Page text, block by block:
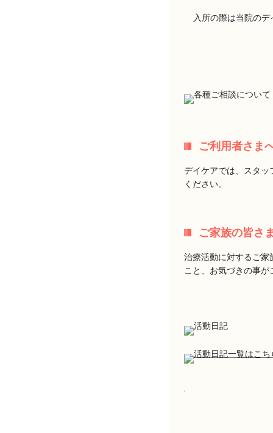
入所の際は当院の
ご利用者さま
デイケアでは、スタッ
ください。
ご家族の皆さ
治療活動に対するご家
こと、お気づきの事